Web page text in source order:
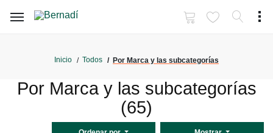
Inicio Todos Por Marca y las subcategorías
Por Marca y las subcategorías
(65)